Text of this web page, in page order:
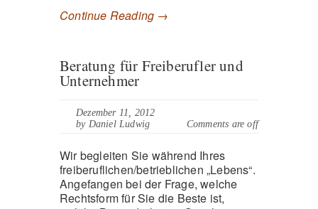
Continue Reading →
Beratung für Freiberufler und
Unternehmer
Dezember 11, 2012
by Daniel Ludwig
Comments are off
Wir begleiten Sie während Ihres
freiberuflichen/betrieblichen „Lebens“.
Angefangen bei der Frage, welche
Rechtsform für Sie die Beste ist,